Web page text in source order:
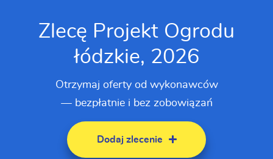
Zlecę Projekt Ogrodu
łódzkie, 2026
Otrzymaj oferty od wykonawców
— bezpłatnie i bez zobowiązań
Dodaj zlecenie